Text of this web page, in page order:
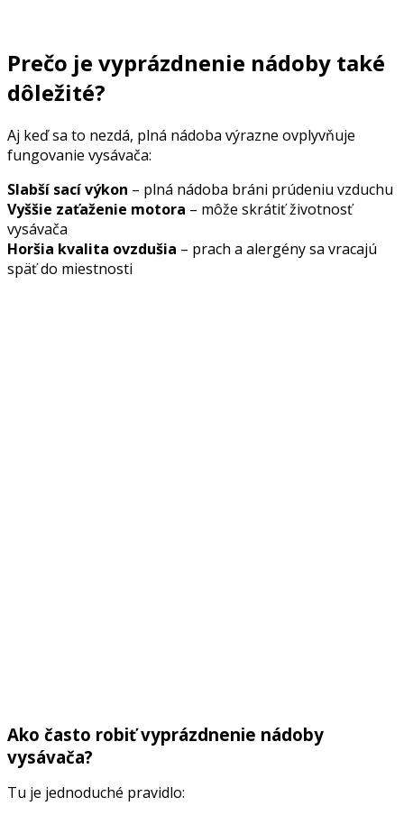
Prečo je vyprázdnenie nádoby také
dôležité?
Aj keď sa to nezdá, plná nádoba výrazne ovplyvňuje
fungovanie vysávača:
Slabší sací výkon – plná nádoba bráni prúdeniu vzduchu
Vyššie zaťaženie motora – môže skrátiť životnosť
vysávača
Horšia kvalita ovzdušia – prach a alergény sa vracajú
späť do miestnosti
Ako často robiť vyprázdnenie nádoby
vysávača?
Tu je jednoduché pravidlo: